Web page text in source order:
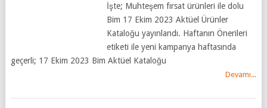
İşte; Muhteşem fırsat ürünleri ile dolu
Bim 17 Ekim 2023 Aktüel Ürünler
Kataloğu yayınlandı. Haftanın Önerileri
etiketi ile yeni kampanya haftasında
geçerli; 17 Ekim 2023 Bim Aktüel Kataloğu
Devamı...